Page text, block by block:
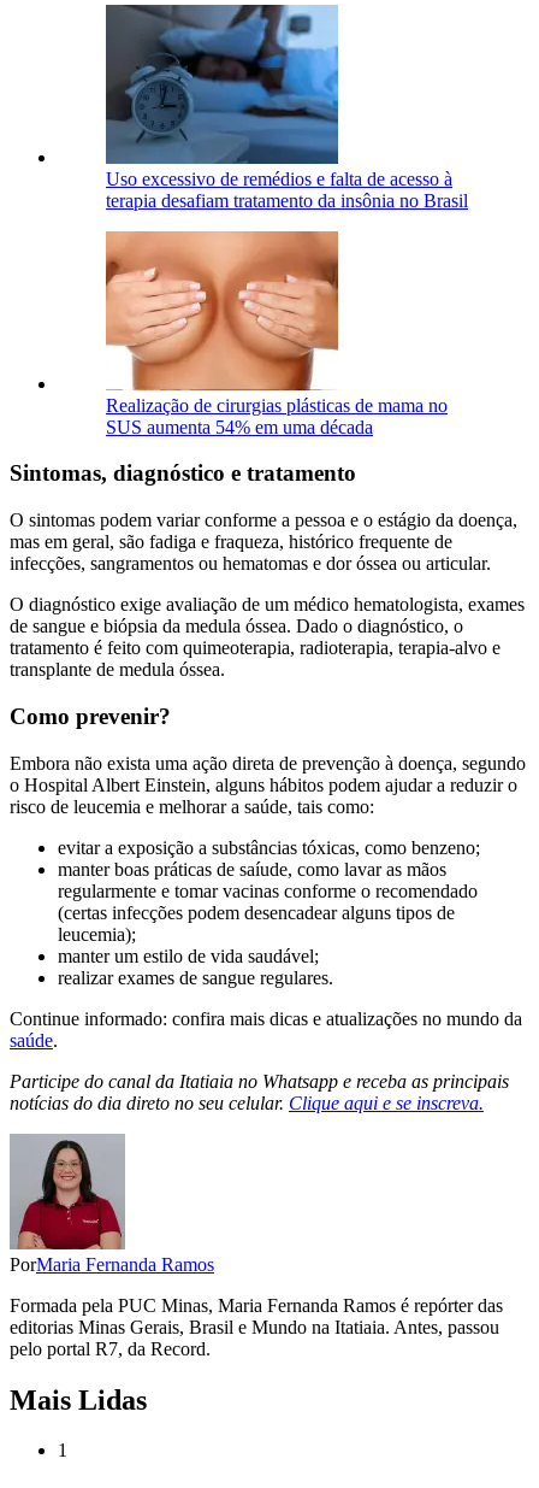
Uso excessivo de remédios e falta de acesso à
terapia desafiam tratamento da insônia no Brasil
Realização de cirurgias plásticas de mama no
SUS aumenta 54% em uma década
Sintomas, diagnóstico e tratamento
O sintomas podem variar conforme a pessoa e o estágio da doença,
mas em geral, são fadiga e fraqueza, histórico frequente de
infecções, sangramentos ou hematomas e dor óssea ou articular.
O diagnóstico exige avaliação de um médico hematologista, exames
de sangue e biópsia da medula óssea. Dado o diagnóstico, o
tratamento é feito com quimeoterapia, radioterapia, terapia-alvo e
transplante de medula óssea.
Como prevenir?
Embora não exista uma ação direta de prevenção à doença, segundo
o Hospital Albert Einstein, alguns hábitos podem ajudar a reduzir o
risco de leucemia e melhorar a saúde, tais como:
evitar a exposição a substâncias tóxicas, como benzeno;
manter boas práticas de saíude, como lavar as mãos
regularmente e tomar vacinas conforme o recomendado
(certas infecções podem desencadear alguns tipos de
leucemia);
manter um estilo de vida saudável;
realizar exames de sangue regulares.
Continue informado: confira mais dicas e atualizações no mundo da
saúde.
Participe do canal da Itatiaia no Whatsapp e receba as principais
notícias do dia direto no seu celular. Clique aqui e se inscreva.
PorMaria Fernanda Ramos
Formada pela PUC Minas, Maria Fernanda Ramos é repórter das
editorias Minas Gerais, Brasil e Mundo na Itatiaia. Antes, passou
pelo portal R7, da Record.
Mais Lidas
1